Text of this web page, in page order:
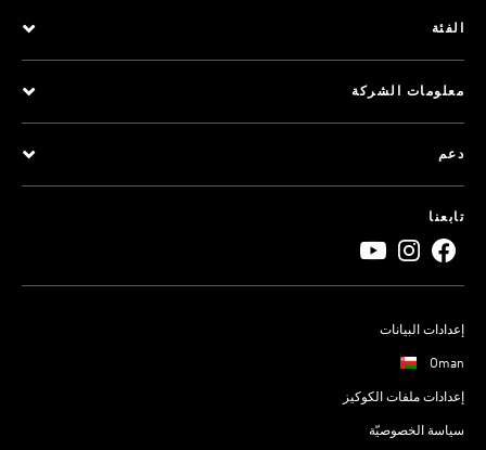
الفئة
معلومات الشركة
دعم
تابعنا
إعدادات البيانات
Oman
إعدادات ملفات الكوكيز
سياسة الخصوصيّة